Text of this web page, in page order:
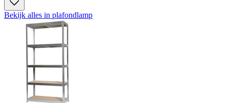
Bekijk alles in plafondlamp